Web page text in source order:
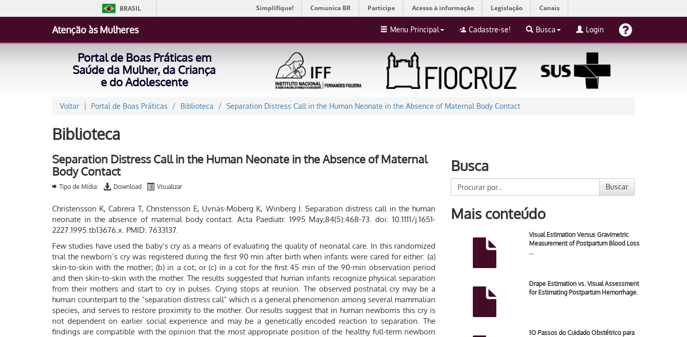
BRASIL Simplifique! Comunica BR Participe Acesso à informação Legislação Canais
Atenção às Mulheres Menu Principal Cadastre-se! Busca Login
Portal de Boas Práticas em
Saúde da Mulher, da Criança
e do Adolescente
Voltar Portal de Boas Práticas Biblioteca Separation Distress Call in the Human Neonate in the Absence of Maternal Body Contact
Biblioteca
Separation Distress Call in the Human Neonate in the Absence of Maternal
Body Contact
Tipo de Mídia: Download Visualizar
Christensson K, Cabrera T, Christensson E, Uvnäs-Moberg K, Winberg J. Separation distress call in the human
neonate in the absence of maternal body contact. Acta Paediatr. 1995 May;84(5):468-73. doi: 10.1111/j.1651-
2227.1995.tb13676.x. PMID: 7633137.
Few studies have used the baby’s cry as a means of evaluating the quality of neonatal care. In this randomized
trial the newborn’s cry was registered during the first 90 min after birth when infants were cared for either: (a)
skin-to-skin with the mother; (b) in a cot; or (c) in a cot for the first 45 min of the 90-min observation period
and then skin-to-skin with the mother. The results suggested that human infants recognize physical separation
from their mothers and start to cry in pulses. Crying stops at reunion. The observed postnatal cry may be a
human counterpart to the “separation distress call” which is a general phenomenon among several mammalian
species, and serves to restore proximity to the mother. Our results suggest that in human newborns this cry is
not dependent on earlier social experience and may be a genetically encoded reaction to separation. The
findings are compatible with the opinion that the most appropriate position of the healthy full-term newborn
Busca
Buscar
Mais conteúdo
Visual Estimation Versus Gravimetric
Measurement of Postpartum Blood Loss
…
Drape Estimation vs. Visual Assessment
for Estimating Postpartum Hemorrhage.
1O Passos do Cuidado Obstétrico para